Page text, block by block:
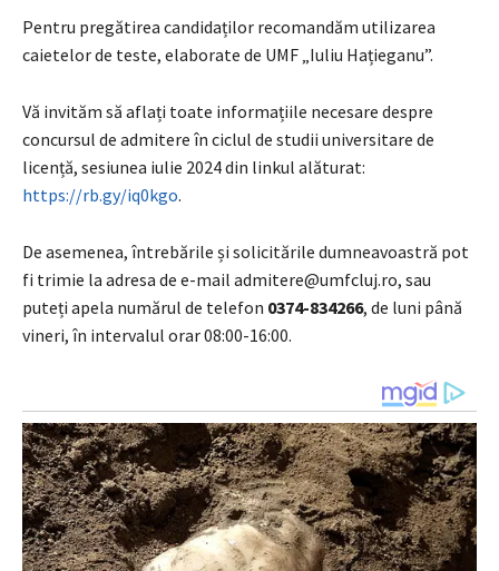
Pentru pregătirea candidaților recomandăm utilizarea
caietelor de teste, elaborate de UMF „Iuliu Hațieganu”.
Vă invităm să aflați toate informațiile necesare despre
concursul de admitere în ciclul de studii universitare de
licență, sesiunea iulie 2024 din linkul alăturat:
https://rb.gy/iq0kgo.
De asemenea, întrebările și solicitările dumneavoastră pot
fi trimie la adresa de e-mail admitere@umfcluj.ro, sau
puteți apela numărul de telefon 0374-834266, de luni până
vineri, în intervalul orar 08:00-16:00.